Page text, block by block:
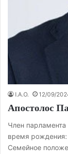
I.A.O. 12/09/
Апостолос
Член
время рождения:
Семейное